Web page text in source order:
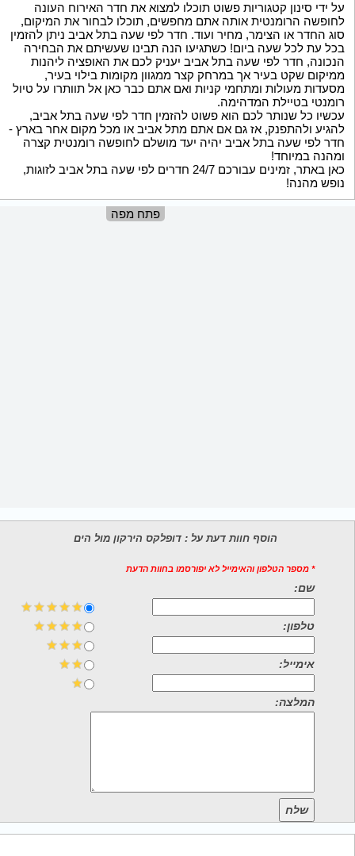
על ידי סינון קטגוריות פשוט תוכלו למצוא את חדר האירוח העונה
לחופשה הרומנטית אותה אתם מחפשים, תוכלו לבחור את המיקום,
סוג החדר או הצימר, מחיר ועוד. חדר לפי שעה בתל אביב ניתן להזמין
בכל עת לכל שעה ביום! כשתגיעו הנה תבינו שעשיתם את הבחירה
הנכונה, חדר לפי שעה בתל אביב יעניק לכם את האופציה ליהנות
ממיקום שקט בעיר אך במרחק קצר ממגוון מקומות בילוי בעיר,
מסעדות מעולות ומתחמי קניות ואם אתם כבר כאן אל תוותרו על טיול
רומנטי בטיילת המדהימה.
עכשיו כל שנותר לכם הוא פשוט להזמין חדר לפי שעה בתל אביב,
להגיע ולהתפנק, אז גם אם אתם מתל אביב או מכל מקום אחר בארץ -
חדר לפי שעה בתל אביב יהיה יעד מושלם לחופשה רומנטית קצרה
ומהנה במיוחד!
כאן באתר, זמינים עבורכם 24/7 חדרים לפי שעה בתל אביב לזוגות,
נופש מהנה!
פתח מפה
הוסף חוות דעת על : דופלקס הירקון מול הים
* מספר הטלפון והאימייל לא יפורסמו בחוות הדעת
שם:
טלפון:
אימייל:
המלצה:
שלח